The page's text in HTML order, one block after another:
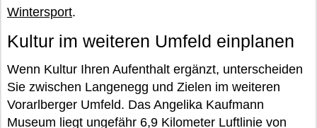
Wintersport.
Kultur im weiteren Umfeld einplanen
Wenn Kultur Ihren Aufenthalt ergänzt, unterscheiden
Sie zwischen Langenegg und Zielen im weiteren
Vorarlberger Umfeld. Das Angelika Kaufmann
Museum liegt ungefähr 6,9 Kilometer Luftlinie von